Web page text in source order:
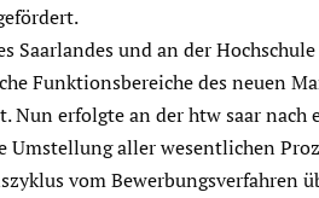
Saarlandes und an der
Funktionsbereiche des neuen
Nun erfolgte an der htw saar nach
Umstellung aller wesentlichen
vom Bewerbungsverfahren